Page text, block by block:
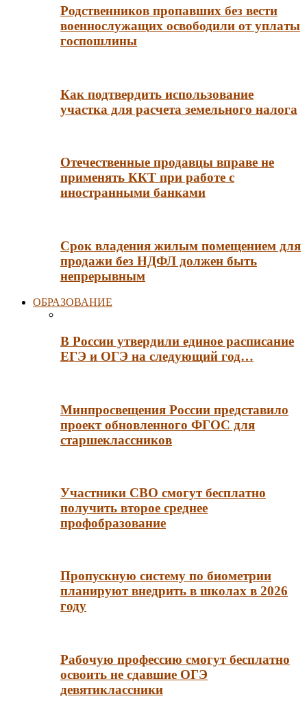
Родственников пропавших без вести
военнослужащих освободили от уплаты
госпошлины
Как подтвердить использование
участка для расчета земельного налога
Отечественные продавцы вправе не
применять ККТ при работе с
иностранными банками
Срок владения жилым помещением для
продажи без НДФЛ должен быть
непрерывным
ОБРАЗОВАНИЕ
В России утвердили единое расписание
ЕГЭ и ОГЭ на следующий год…
Минпросвещения России представило
проект обновленного ФГОС для
старшеклассников
Участники СВО смогут бесплатно
получить второе среднее
профобразование
Пропускную систему по биометрии
планируют внедрить в школах в 2026
году
Рабочую профессию смогут бесплатно
освоить не сдавшие ОГЭ
девятиклассники